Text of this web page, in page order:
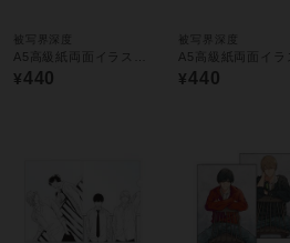
被写界深度
¥440
被写界深度
¥440